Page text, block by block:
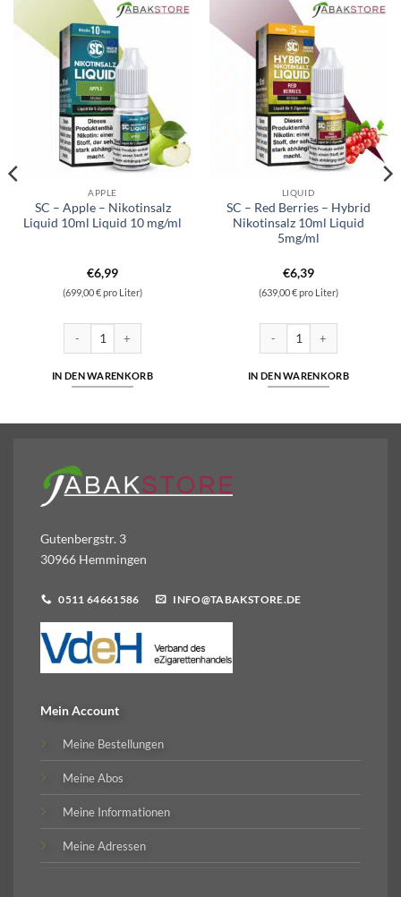
APPLE
SC – Apple – Nikotinsalz
Liquid 10ml Liquid 10 mg/ml
€6,99
(699,00 € pro Liter)
SC - Apple - Nikotinsalz Liquid 10ml Liquid 10 mg/ml Menge
IN DEN WARENKORB
LIQUID
SC – Red Berries – Hybrid
Nikotinsalz 10ml Liquid
5mg/ml
€6,39
(639,00 € pro Liter)
SC - Red Berries - Hybrid
IN DEN WARENKORB
10ml Liquid 5mg/ml Menge
Gutenbergstr. 3
30966 Hemmingen
0511 64661586 INFO@TABAKSTORE.DE
Mein Account
Meine Bestellungen
Meine Abos
Meine Informationen
Meine Adressen